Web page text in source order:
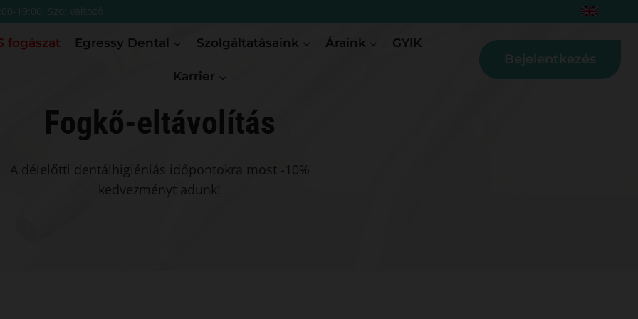
19:00, Szo: változó
fogászat Egressy Dental Szolgáltatásaink Áraink GYIK
Karrier
Bejelentkezés
Fogkő-eltávolítás
A délelőtti dentálhigiéniás időpontokra most -10%
kedvezményt adunk!